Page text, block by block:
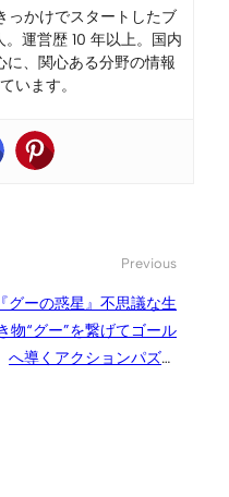
っかけでスタートしたブ
。運営歴 10 年以上。国内
に、関心ある分野の情報
います。
Previous
『グーの惑星』不思議な生
物“グー”を繋げてゴール
へ導くアクションパズル